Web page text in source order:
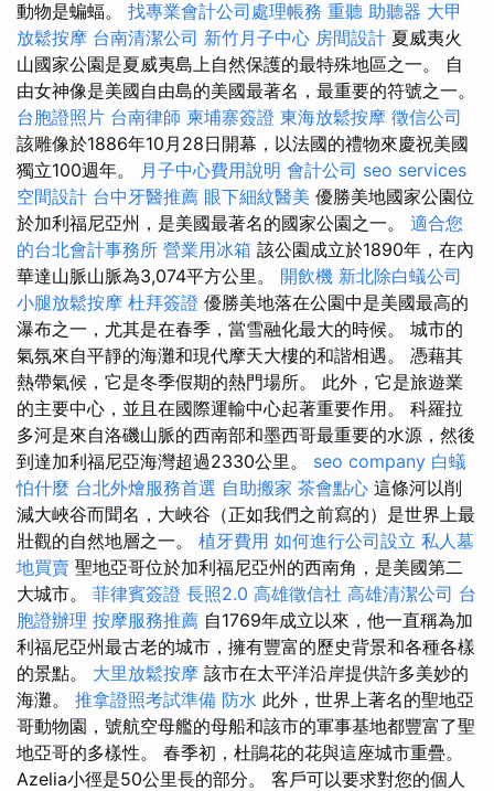
動物是蝙蝠。 找專業會計公司處理帳務 重聽 助聽器 大甲
放鬆按摩 台南清潔公司 新竹月子中心 房間設計 夏威夷火
山國家公園是夏威夷島上自然保護的最特殊地區之一。 自
由女神像是美國自由島的美國最著名，最重要的符號之一。
台胞證照片 台南律師 柬埔寨簽證 東海放鬆按摩 徵信公司
該雕像於1886年10月28日開幕，以法國的禮物來慶祝美國
獨立100週年。 月子中心費用說明 會計公司 seo services
空間設計 台中牙醫推薦 眼下細紋醫美 優勝美地國家公園位
於加利福尼亞州，是美國最著名的國家公園之一。 適合您
的台北會計事務所 營業用冰箱 該公園成立於1890年，在內
華達山脈山脈為3,074平方公里。 開飲機 新北除白蟻公司
小腿放鬆按摩 杜拜簽證 優勝美地落在公園中是美國最高的
瀑布之一，尤其是在春季，當雪融化最大的時候。 城市的
氣氛來自平靜的海灘和現代摩天大樓的和諧相遇。 憑藉其
熱帶氣候，它是冬季假期的熱門場所。 此外，它是旅遊業
的主要中心，並且在國際運輸中心起著重要作用。 科羅拉
多河是來自洛磯山脈的西南部和墨西哥最重要的水源，然後
到達加利福尼亞海灣超過2330公里。 seo company 白蟻
怕什麼 台北外燴服務首選 自助搬家 茶會點心 這條河以削
減大峽谷而聞名，大峽谷（正如我們之前寫的）是世界上最
壯觀的自然地層之一。 植牙費用 如何進行公司設立 私人墓
地買賣 聖地亞哥位於加利福尼亞州的西南角，是美國第二
大城市。 菲律賓簽證 長照2.0 高雄徵信社 高雄清潔公司 台
胞證辦理 按摩服務推薦 自1769年成立以來，他一直稱為加
利福尼亞州最古老的城市，擁有豐富的歷史背景和各種各樣
的景點。 大里放鬆按摩 該市在太平洋沿岸提供許多美妙的
海灘。 推拿證照考試準備 防水 此外，世界上著名的聖地亞
哥動物園，號航空母艦的母船和該市的軍事基地都豐富了聖
地亞哥的多樣性。 春季初，杜鵑花的花與這座城市重疊。
Azelia小徑是50公里長的部分。 客戶可以要求對您的個人